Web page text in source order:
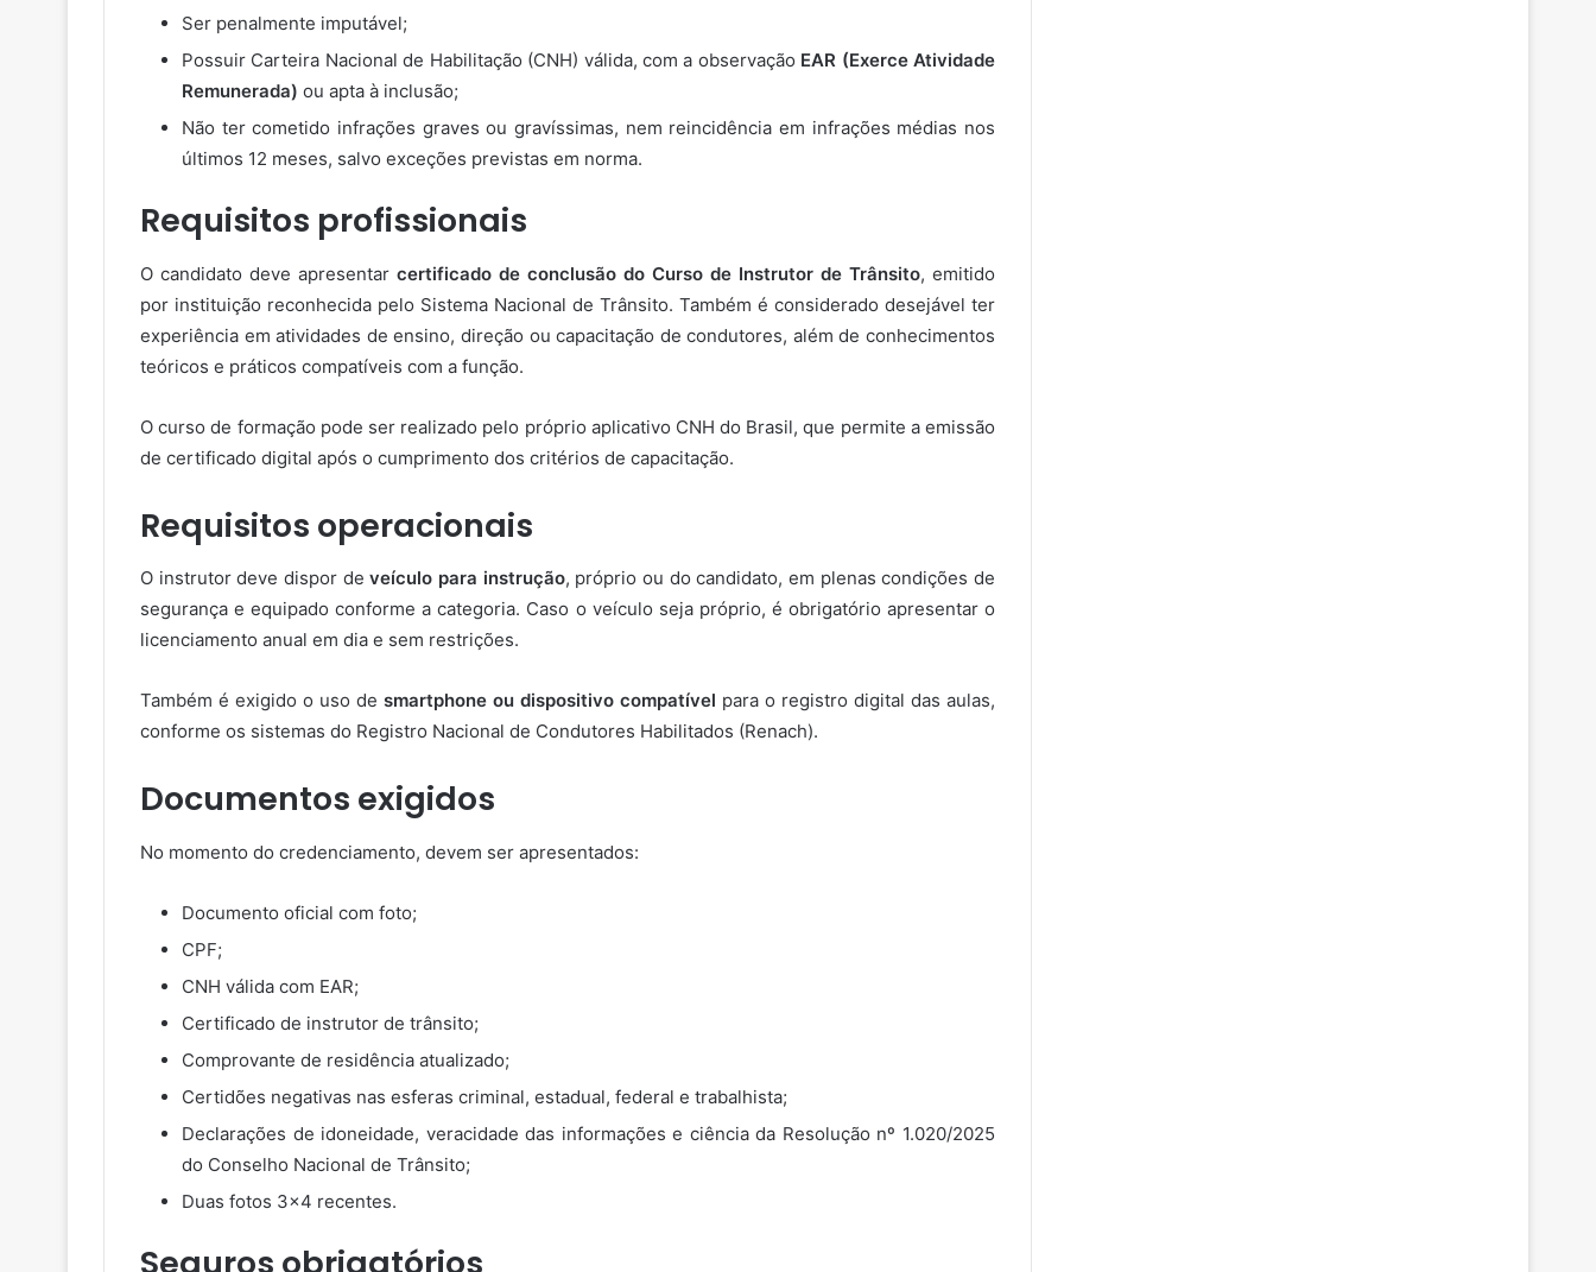
Ser penalmente imputável;
Possuir Carteira Nacional de Habilitação (CNH) válida, com a observação EAR (Exerce Atividade
Remunerada) ou apta à inclusão;
Não ter cometido infrações graves ou gravíssimas, nem reincidência em infrações médias nos
últimos 12 meses, salvo exceções previstas em norma.
Requisitos profissionais
O candidato deve apresentar certificado de conclusão do Curso de Instrutor de Trânsito, emitido
por instituição reconhecida pelo Sistema Nacional de Trânsito. Também é considerado desejável ter
experiência em atividades de ensino, direção ou capacitação de condutores, além de conhecimentos
teóricos e práticos compatíveis com a função.
O curso de formação pode ser realizado pelo próprio aplicativo CNH do Brasil, que permite a emissão
de certificado digital após o cumprimento dos critérios de capacitação.
Requisitos operacionais
O instrutor deve dispor deveículo para instrução, próprio ou do candidato, em plenas condições de
segurança e equipado conforme a categoria. Caso o veículo seja próprio, é obrigatório apresentar o
licenciamento anual em dia e sem restrições.
Também é exigido o uso de smartphone ou dispositivo compatível para o registro digital das aulas,
conforme os sistemas do Registro Nacional de Condutores Habilitados (Renach).
Documentos exigidos
No momento do credenciamento, devem ser apresentados:
Documento oficial com foto;
CPF;
CNH válida com EAR;
Certificado de instrutor de trânsito;
Comprovante de residência atualizado;
Certidões negativas nas esferas criminal, estadual, federal e trabalhista;
Declarações de idoneidade, veracidade das informações e ciência da Resolução nº 1.020/2025
do Conselho Nacional de Trânsito;
Duas fotos 3×4 recentes.
Seguros obrigatórios